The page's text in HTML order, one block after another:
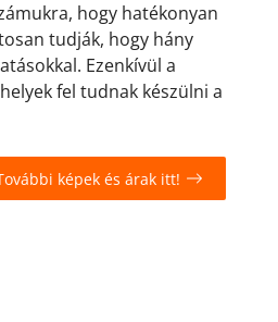
hogy hatékonyan
tudják, hogy hány
Ezenkívül a
fel tudnak készülni a
képek és árak itt!